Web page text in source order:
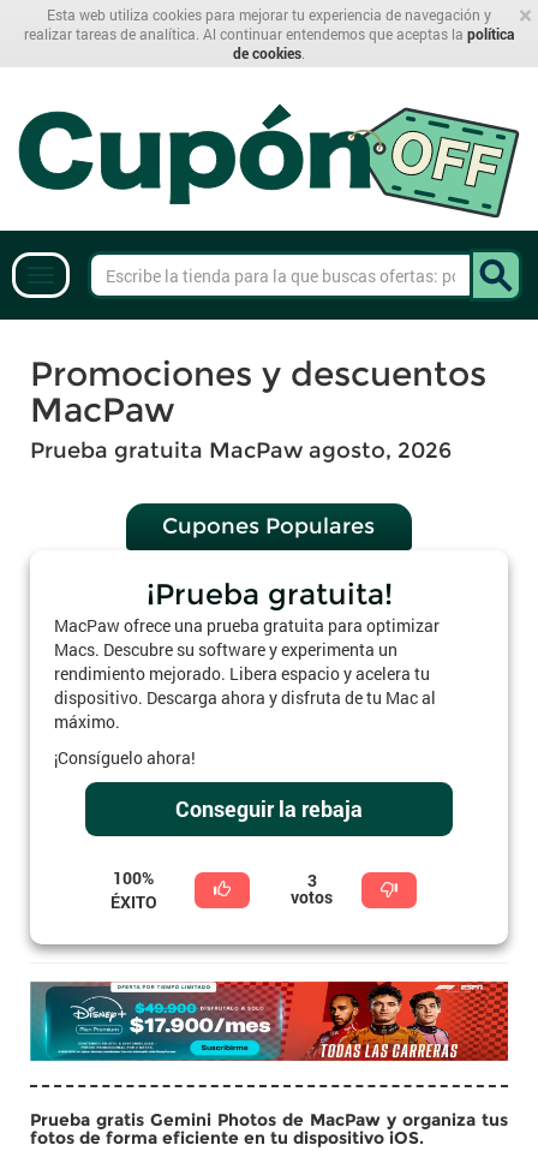
×
Esta web utiliza cookies para mejorar tu experiencia de navegación y
realizar tareas de analítica. Al continuar entendemos que aceptas la política
de cookies
Promociones y descuentos
MacPaw
Prueba gratuita MacPaw agosto, 2026
Cupones Populares
¡Prueba gratuita!
MacPaw ofrece una prueba gratuita para optimizar
Macs. Descubre su software y experimenta un
rendimiento mejorado. Libera espacio y acelera tu
dispositivo. Descarga ahora y disfruta de tu Mac al
máximo.
¡Consíguelo ahora!
Conseguir la rebaja
100%
ÉXITO
3
votos
Prueba gratis Gemini Photos de MacPaw y organiza tus
fotos de forma eficiente en tu dispositivo iOS.